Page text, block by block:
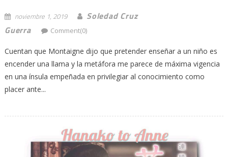
noviembre 1, 2019
Soledad Cruz
Guerra
Comment(0)
Cuentan que Montaigne dijo que pretender enseñar a un niño es
encender una llama y la metáfora me parece de máxima vigencia
en una ínsula empeñada en privilegiar al conocimiento como
placer ante...